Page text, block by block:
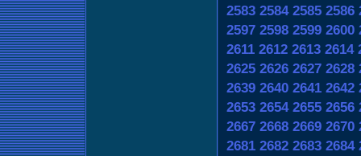
2583 2584 2585 2586
2597 2598 2599 2600
2611 2612 2613 2614
2625 2626 2627 2628
2639 2640 2641 2642
2653 2654 2655 2656
2667 2668 2669 2670
2681 2682 2683 2684